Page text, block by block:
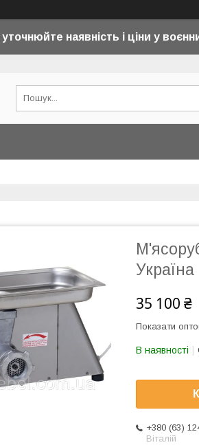
наявність і ціни у
Україна
35 100 ₴
Показати
В наявності
+380 (63)
Віталій